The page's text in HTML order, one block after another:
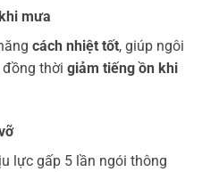
mưa
cách nhiệt tốt, giúp ngôi
đồng thời giảm tiếng ồn khi
lực gấp 5 lần ngói thông